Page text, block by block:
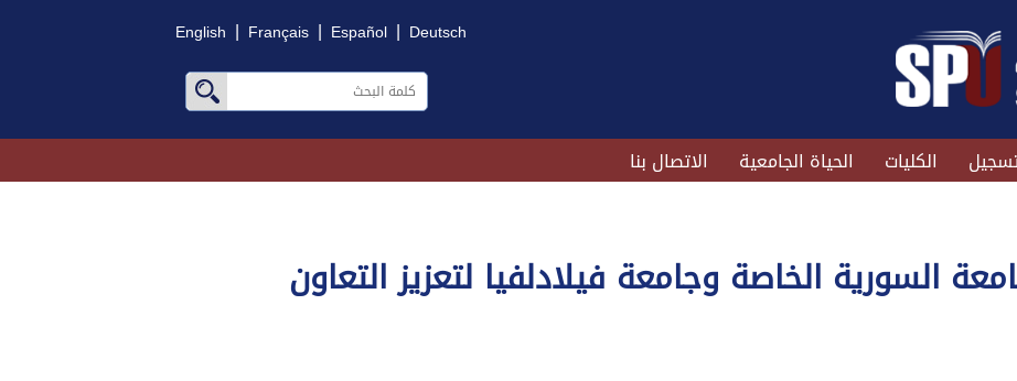
English | Français | Español | Deutsch
الكليات الحياة الجامعية الاتصال بنا
السورية الخاصة وجامعة فيلادلفيا لتعزيز التعاون